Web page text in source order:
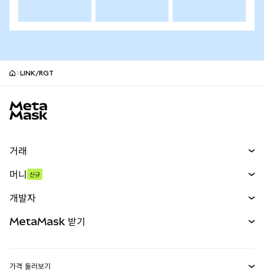
LINK/RGT
거래
무기한 선물
실물자산
머니 신규
개발자
MetaMask 받기
가격 둘러보기